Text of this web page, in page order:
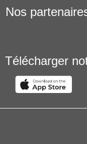
Nos
Télécharger